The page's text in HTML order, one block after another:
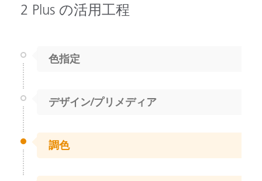
2 Plus の活用工程
色指定
デザイン/プリメディア
調色